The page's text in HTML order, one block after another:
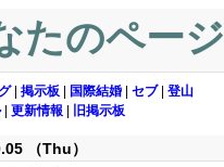
たのページ
| 掲示板 国際結婚 セブ| 登山
| 更新情報 旧掲示板
（Thu）